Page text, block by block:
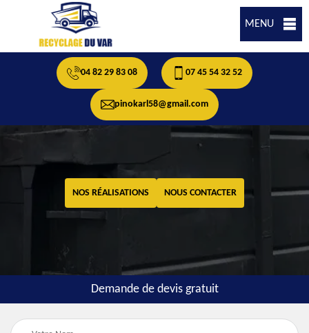
MENU
04 82 29 83 08 07 45 54 32 52
pinokarl58@gmail.com
NOS RÉALISATIONS NOUS CONTACTER
Demande de devis gratuit